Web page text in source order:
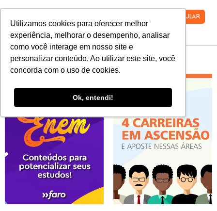
Utilizamos cookies para oferecer melhor
experiência, melhorar o desempenho, analisar
como você interage em nosso site e
personalizar conteúdo. Ao utilizar este site, você
concorda com o uso de cookies.
Ok, entendi!
VESTIBULAR
Materiais gratuitos